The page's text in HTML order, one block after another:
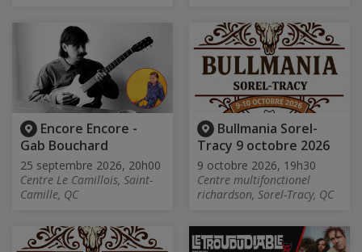
Encore Encore -
Gab Bouchard
25 septembre 2026, 20h00
Centre Le Camillois, Saint-
Camille, QC
Bullmania Sorel-
Tracy 9 octobre 2026
9 octobre 2026, 19h30
Centre multifonctionel
richardson, Sorel-Tracy, QC